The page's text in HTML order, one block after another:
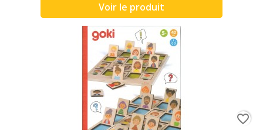
Voir le produit
favorite_border